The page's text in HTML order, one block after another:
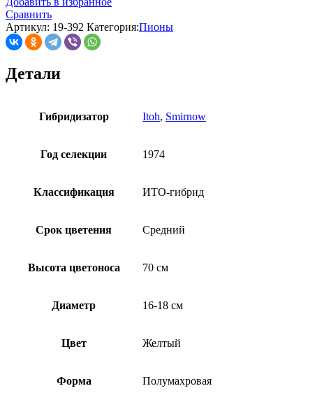
Сравнить
Артикул: 19-392 Категория:Пионы
Детали
Гибридизатор Itoh, Smirnow
Год селекции 1974
Классификация ИТО-гибрид
Срок цветения Средний
Высота цветоноса 70 см
Диаметр 16-18 см
Цвет Желтый
Форма Полумахровая